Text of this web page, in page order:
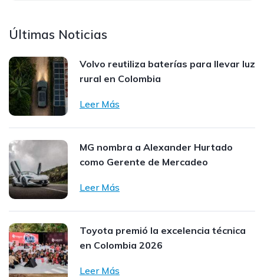
Últimas Noticias
Volvo reutiliza baterías para llevar luz
rural en Colombia
Leer Más
MG nombra a Alexander Hurtado
como Gerente de Mercadeo
Leer Más
Toyota premió la excelencia técnica
en Colombia 2026
Leer Más